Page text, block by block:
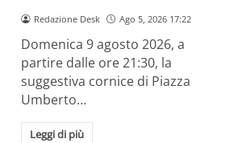
Redazione Desk Ago 5, 2026 17:22
Domenica 9 agosto 2026, a
partire dalle ore 21:30, la
suggestiva cornice di Piazza
Umberto…
Leggi di più